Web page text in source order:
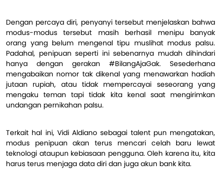
Dengan percaya diri, penyanyi tersebut menjelaskan bahwa
modus-modus tersebut masih berhasil menipu banyak
orang yang belum mengenal tipu muslihat modus palsu.
Padahal, penipuan seperti ini sebenarnya mudah dihindari
hanya dengan gerakan #BilangAjaGak. Sesederhana
mengabaikan nomor tak dikenal yang menawarkan hadiah
jutaan rupiah, atau tidak mempercayai seseorang yang
mengaku teman tapi tidak kita kenal saat mengirimkan
undangan pernikahan palsu.
Terkait hal ini, Vidi Aldiano sebagai talent pun mengatakan,
modus penipuan akan terus mencari celah baru lewat
teknologi ataupun kebiasaan pengguna. Oleh karena itu, kita
harus terus menjaga data diri dan juga akun bank kita.